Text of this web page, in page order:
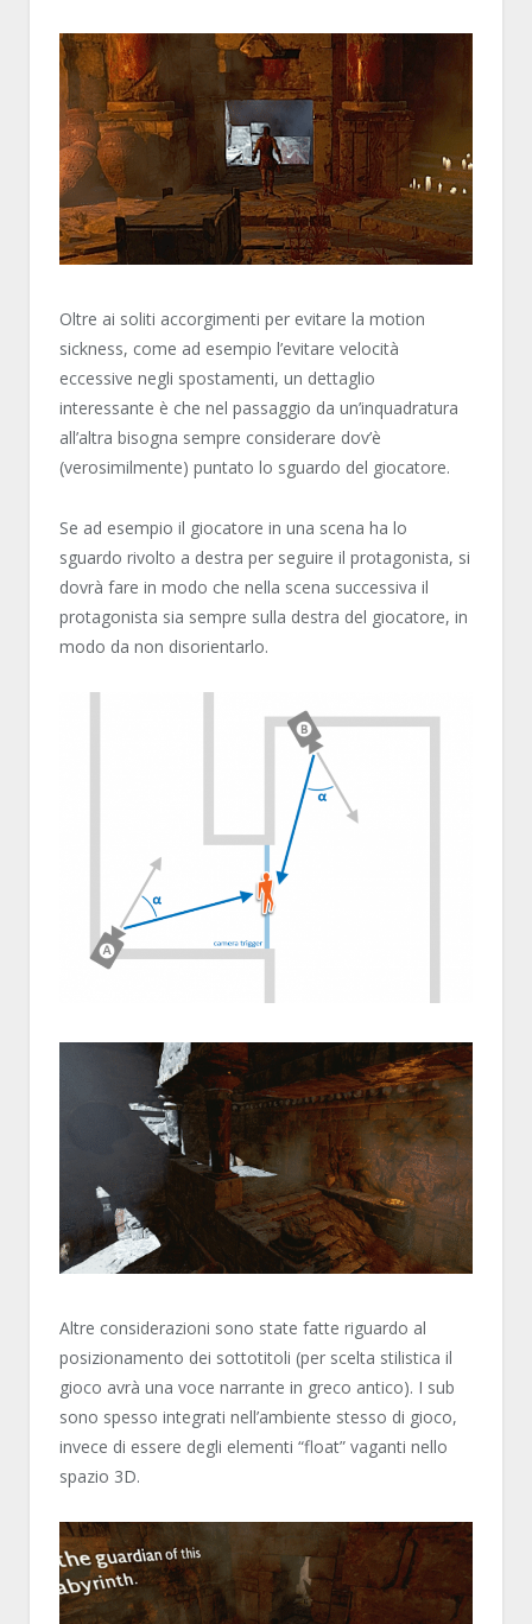
Oltre ai soliti accorgimenti per evitare la motion
sickness, come ad esempio l’evitare velocità
eccessive negli spostamenti, un dettaglio
interessante è che nel passaggio da un’inquadratura
all’altra bisogna sempre considerare dov’è
(verosimilmente) puntato lo sguardo del giocatore.
Se ad esempio il giocatore in una scena ha lo
sguardo rivolto a destra per seguire il protagonista, si
dovrà fare in modo che nella scena successiva il
protagonista sia sempre sulla destra del giocatore, in
modo da non disorientarlo.
Altre considerazioni sono state fatte riguardo al
posizionamento dei sottotitoli (per scelta stilistica il
gioco avrà una voce narrante in greco antico). I sub
sono spesso integrati nell’ambiente stesso di gioco,
invece di essere degli elementi “float” vaganti nello
spazio 3D.